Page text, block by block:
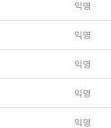
익명
익명
익명
익명
익명